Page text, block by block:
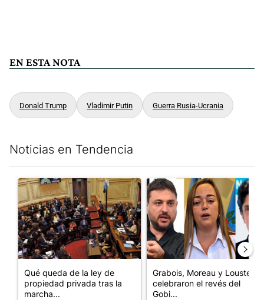
EN ESTA NOTA
Donald Trump Vladimir Putin Guerra Rusia-Ucrania
Noticias en Tendencia
Un artículo de tendencia con el título "Qué queda de la ley de
Qué queda de la ley de
propiedad privada tras la
marcha...
Un artículo de tendencia con
Grabois, Moreau y Lousteau
celebraron el revés del
Gobi...